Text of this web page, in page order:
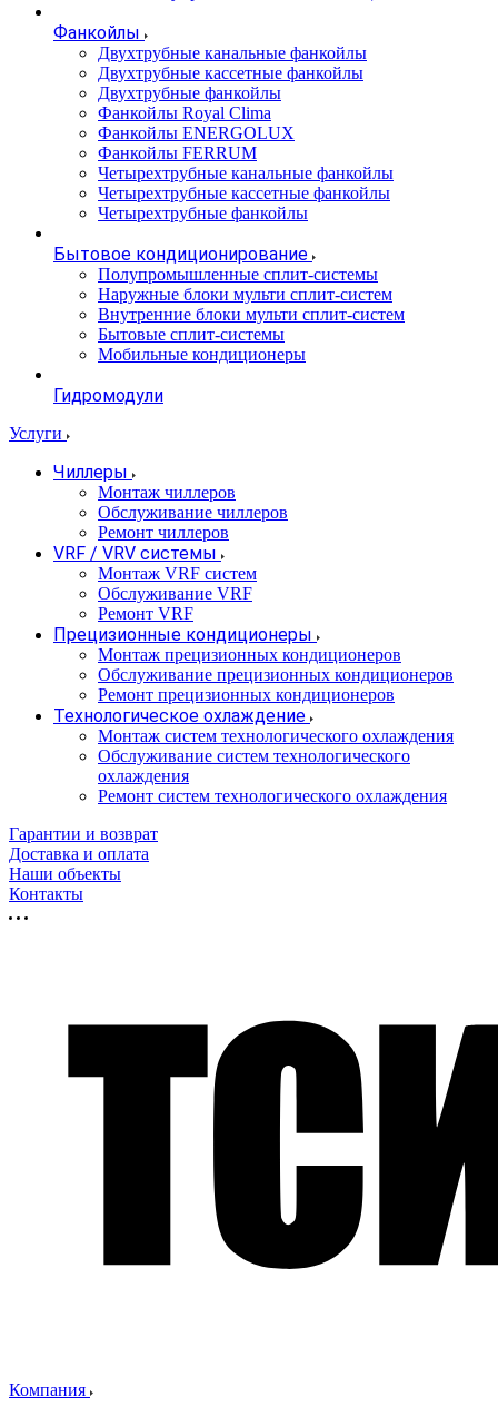
Фанкойлы
Двухтрубные канальные фанкойлы
Двухтрубные кассетные фанкойлы
Двухтрубные фанкойлы
Фанкойлы Royal Clima
Фанкойлы ENERGOLUX
Фанкойлы FERRUM
Четырехтрубные канальные фанкойлы
Четырехтрубные кассетные фанкойлы
Четырехтрубные фанкойлы
Бытовое кондиционирование
Полупромышленные сплит-системы
Наружные блоки мульти сплит-систем
Внутренние блоки мульти сплит-систем
Бытовые сплит-системы
Мобильные кондиционеры
Гидромодули
Услуги
Чиллеры
Монтаж чиллеров
Обслуживание чиллеров
Ремонт чиллеров
VRF / VRV системы
Монтаж VRF систем
Обслуживание VRF
Ремонт VRF
Прецизионные кондиционеры
Монтаж прецизионных кондиционеров
Обслуживание прецизионных кондиционеров
Ремонт прецизионных кондиционеров
Технологическое охлаждение
Монтаж систем технологического охлаждения
Обслуживание систем технологического
охлаждения
Ремонт систем технологического охлаждения
Гарантии и возврат
Доставка и оплата
Наши объекты
Контакты
Компания